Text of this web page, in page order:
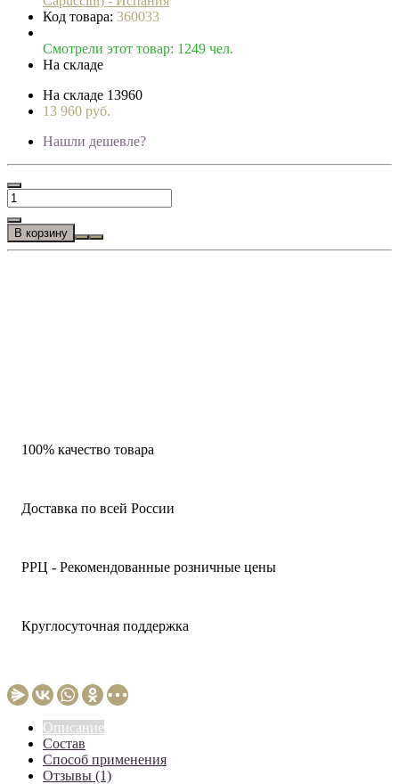
Код товара: 360033
Смотрели этот товар: 1249 чел.
На складе
На складе 13960
13 960 руб.
Нашли дешевле?
В корзину
100% качество товара
Доставка по всей России
РРЦ - Рекомендованные розничные цены
Круглосуточная поддержка
Описание
Состав
Способ применения
Отзывы (1)